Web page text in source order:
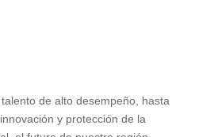
de alto desempeño, hasta
y protección de la